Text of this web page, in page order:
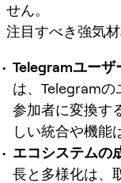
せん。
注目すべき強気
Telegramユーザ
は、Telegramの
参加者に変換す
しい統合や機能
エコシステムの
長と多様化は、